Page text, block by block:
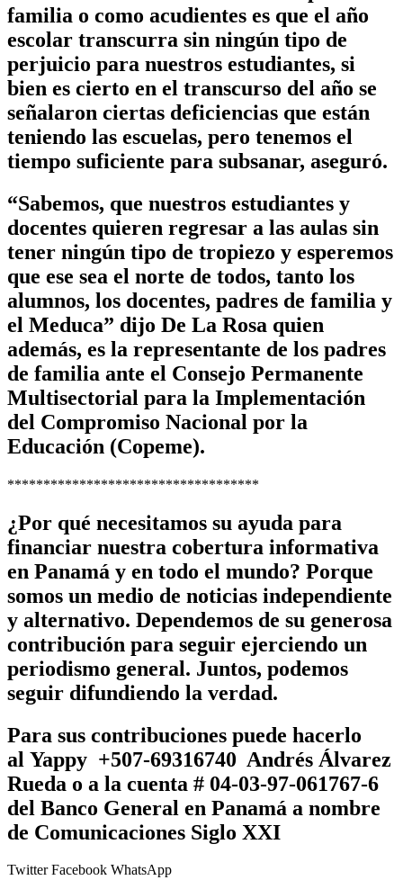
familia o como acudientes es que el año
escolar transcurra sin ningún tipo de
perjuicio para nuestros estudiantes, si
bien es cierto en el transcurso del año se
señalaron ciertas deficiencias que están
teniendo las escuelas, pero tenemos el
tiempo suficiente para subsanar, aseguró.
“Sabemos, que nuestros estudiantes y
docentes quieren regresar a las aulas sin
tener ningún tipo de tropiezo y esperemos
que ese sea el norte de todos, tanto los
alumnos, los docentes, padres de familia y
el Meduca” dijo De La Rosa quien
además, es la representante de los padres
de familia ante el Consejo Permanente
Multisectorial para la Implementación
del Compromiso Nacional por la
Educación (Copeme).
***********************************
¿Por qué necesitamos su ayuda para
financiar nuestra cobertura informativa
en Panamá y en todo el mundo? Porque
somos un medio de noticias independiente
y alternativo. Dependemos de su generosa
contribución para seguir ejerciendo un
periodismo general. Juntos, podemos
seguir difundiendo la verdad.
Para sus contribuciones puede hacerlo
al Yappy +507-69316740 Andrés Álvarez
Rueda o a la cuenta # 04-03-97-061767-6
del Banco General en Panamá a nombre
de Comunicaciones Siglo XXI
TwitterFacebook WhatsApp